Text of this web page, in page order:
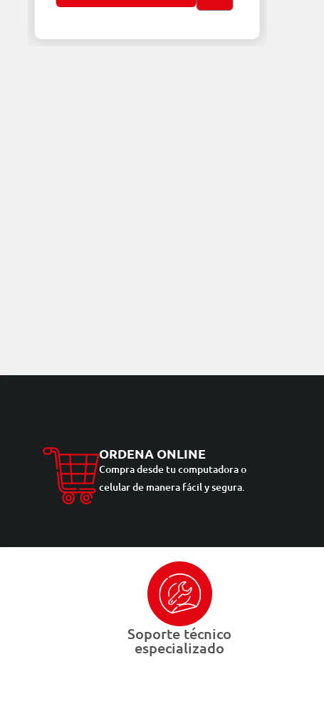
ORDENA ONLINE
Compra desde tu computadora o
celular de manera fácil y segura.
Soporte técnico
especializado